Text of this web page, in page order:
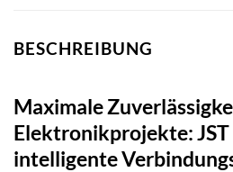
BESCHREIBUNG
Maximale
Elektronikprojekte: JST
intelligente